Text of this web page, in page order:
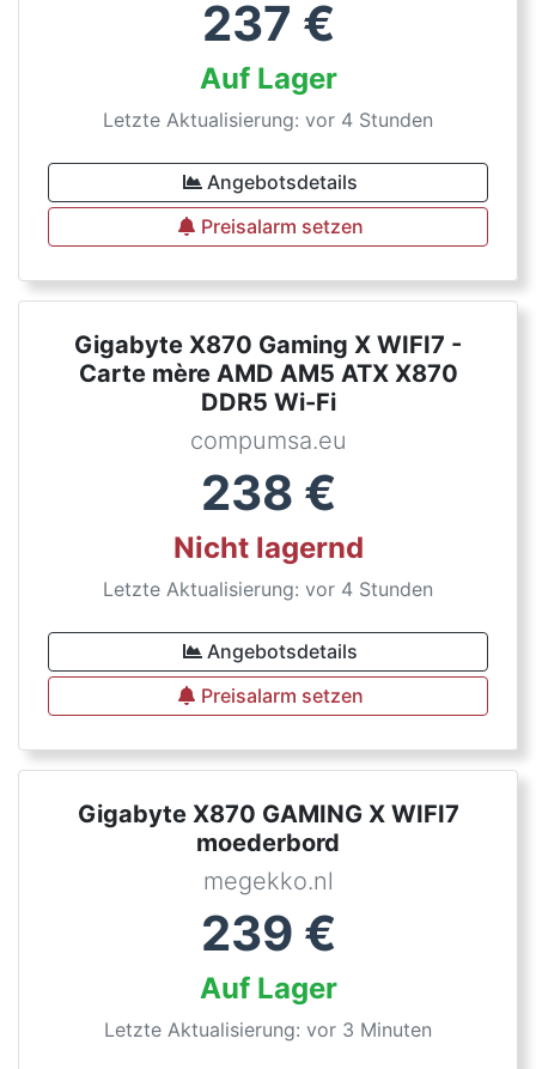
237 €
Auf Lager
Letzte Aktualisierung: vor 4 Stunden
Angebotsdetails
Preisalarm setzen
Gigabyte X870 Gaming X WIFI7 -
Carte mère AMD AM5 ATX X870
DDR5 Wi-Fi
compumsa.eu
238 €
Nicht lagernd
Letzte Aktualisierung: vor 4 Stunden
Angebotsdetails
Preisalarm setzen
Gigabyte X870 GAMING X WIFI7
moederbord
megekko.nl
239 €
Auf Lager
Letzte Aktualisierung: vor 3 Minuten